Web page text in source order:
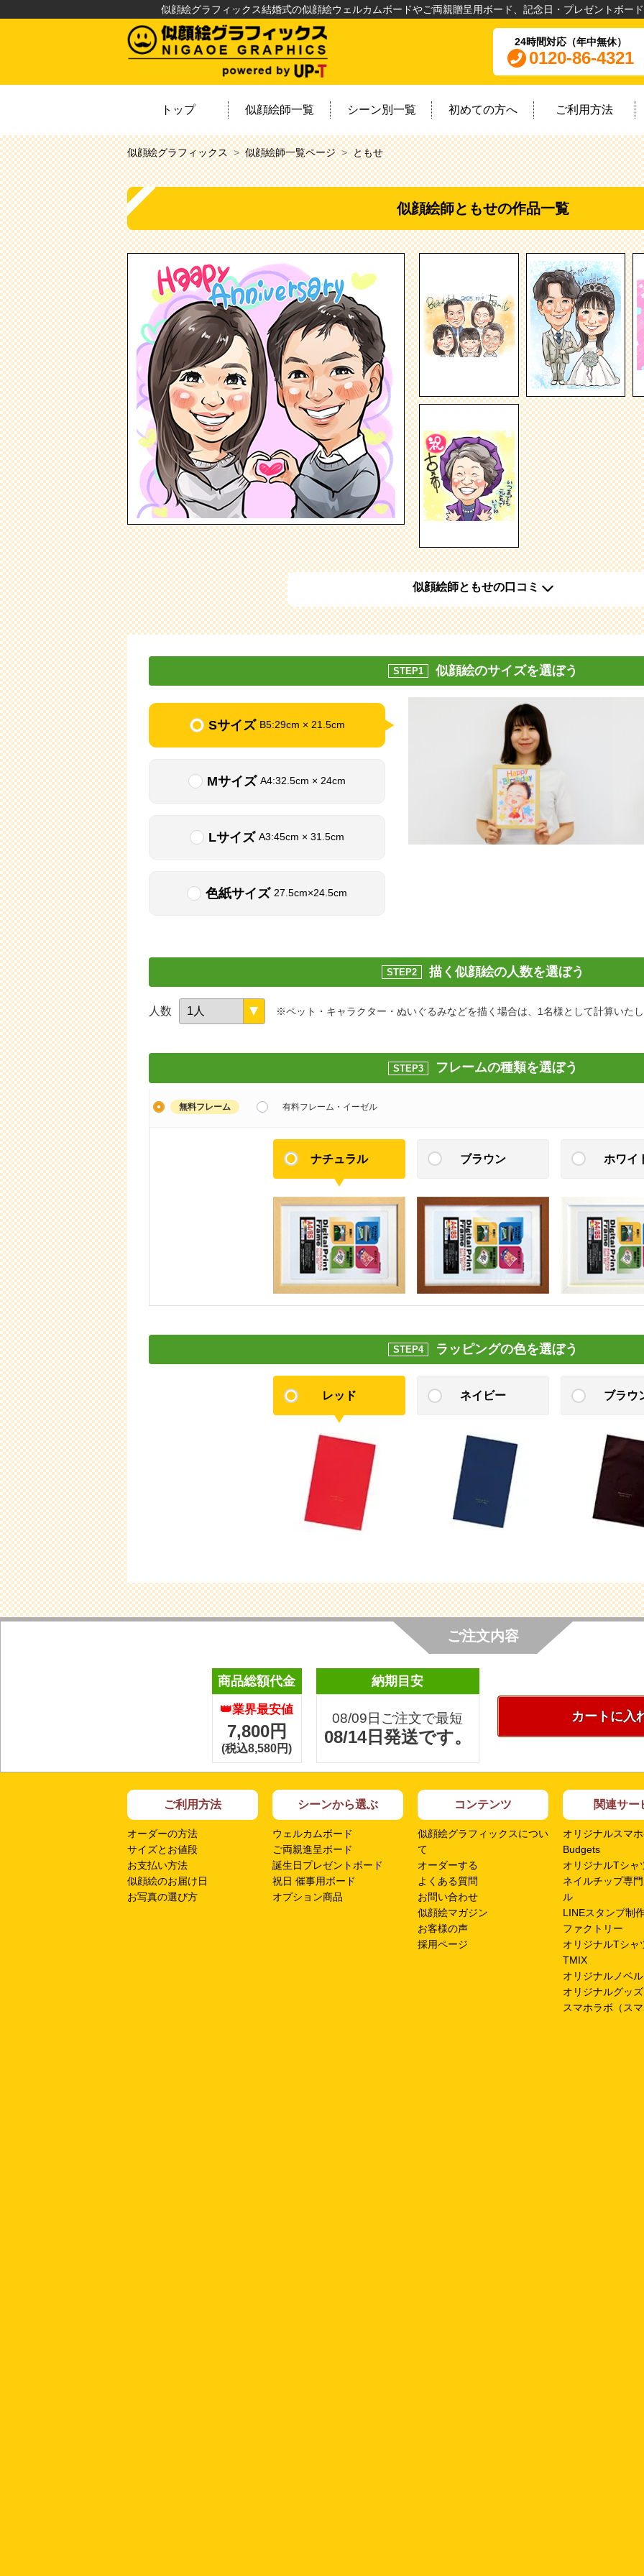
似顔絵グラフィックス結婚式の似顔絵ウェルカムボードやご両親贈呈用ボード、記念日・プレゼントボー
24時間対応（年中無休）
0120-86-4321
トップ 似顔絵師一覧 シーン別一覧 初めての方へ ご利用方法
似顔絵グラフィックス 似顔絵師一覧ページ ともせ
似顔絵師ともせの作品一覧
似顔絵師ともせの口コミ
STEP1 似顔絵のサイズを選ぼう
Sサイズ B5:29cm × 21.5cm
Mサイズ A4:32.5cm × 24cm
Lサイズ A3:45cm × 31.5cm
色紙サイズ 27.5cm×24.5cm
STEP2 描く似顔絵の人数を選ぼう
人数 ※ペット・キャラクター・ぬいぐるみなどを描く場合は、1名様として計算いた
STEP3 フレームの種類を選ぼう
無料フレーム 有料フレーム・イーゼル
ナチュラル ブラウン ホワイ
STEP4 ラッピングの色を選ぼう
レッド ネイビー ブラウ
ご注文内容
商品総額代金
👑業界最安値
7,800円
(税込8,580円)
納期目安
08/09日ご注文で最短
08/14日発送です。
カートに入
ご利用方法
オーダーの方法
サイズとお値段
お支払い方法
似顔絵のお届け日
お写真の選び方
シーンから選ぶ
ウェルカムボード
ご両親進呈ボード
誕生日プレゼントボード
祝日 催事用ボード
オプション商品
コンテンツ
似顔絵グラフィックスについ
て
オーダーする
よくある質問
お問い合わせ
似顔絵マガジン
お客様の声
採用ページ
関連サー
オリジナルスマ
Budgets
オリジナルTシャ
ネイルチップ専
ル
LINEスタンプ制
ファクトリー
オリジナルTシャ
TMIX
オリジナルノベ
オリジナルグッ
スマホラボ（ス